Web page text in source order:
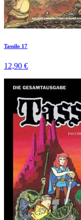
Tassilo 17
12,90 €